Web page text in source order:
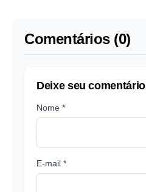
Comentários (0)
Deixe seu comentário
Nome *
E-mail *